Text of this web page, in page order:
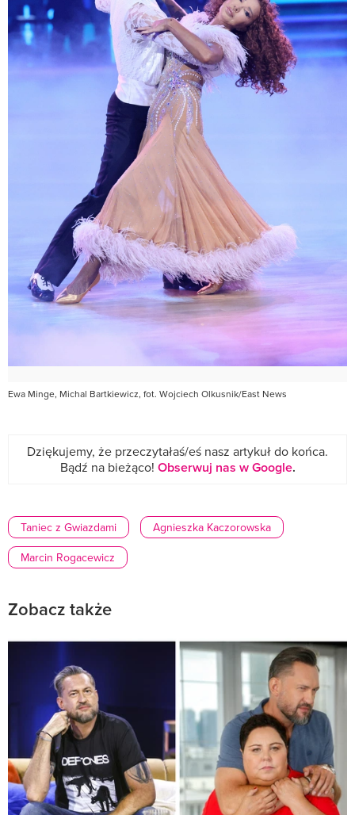
Ewa Minge, Michal Bartkiewicz, fot. Wojciech Olkusnik/East News
Dziękujemy, że przeczytałaś/eś nasz artykuł do końca.
Bądź na bieżąco! Obserwuj nas w Google.
Taniec z Gwiazdami
Agnieszka Kaczorowska
Marcin Rogacewicz
Zobacz także